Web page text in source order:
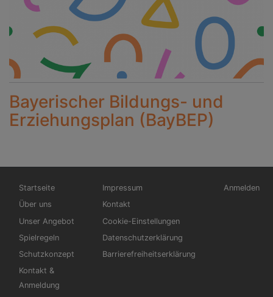
Bayerischer Bildungs- und
Erziehungsplan (BayBEP)
Hauptnavigation
Startseite
Über uns
Unser Angebot
Spielregeln
Schutzkonzept
Kontakt &
Anmeldung
Fußbereichsmenü
Impressum
Kontakt
Cookie-Einstellungen
Datenschutzerklärung
Barrierefreiheitserklärung
Anmelden